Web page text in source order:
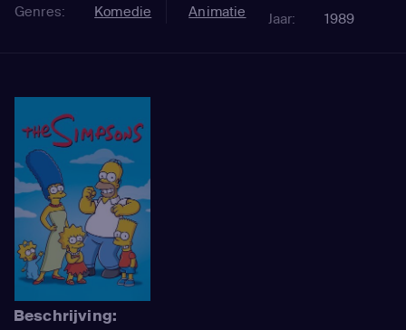
Genres: Komedie Animatie Jaar: 1989
Beschrijving: